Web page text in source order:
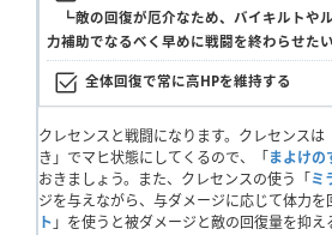
┗敵の回復が厄介なため、バイキルトや
力補助でなるべく早めに戦闘を終わらせたい
全体回復で常に高HPを維持する
クレセンスと戦闘になります。クレセンス
き」でマヒ状態にしてくるので、「まよけの
おきましょう。また、クレセンスの使う「ミ
ジを与えながら、与ダメージに応じて体力
ト 」を使うと被ダメージと敵の回復量を抑え